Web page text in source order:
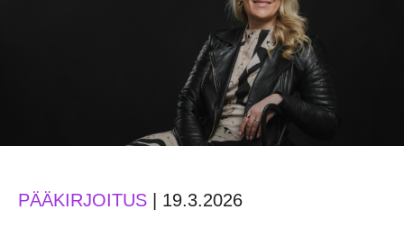
PÄÄKIRJOITUS 19.3.2026